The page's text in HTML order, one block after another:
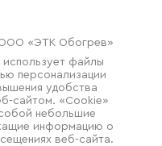
ООО «ЭТК Обогрев»
файлы
персонализации
удобства
сайтом. «Cookie»
небольшие
информацию о
веб-сайта.